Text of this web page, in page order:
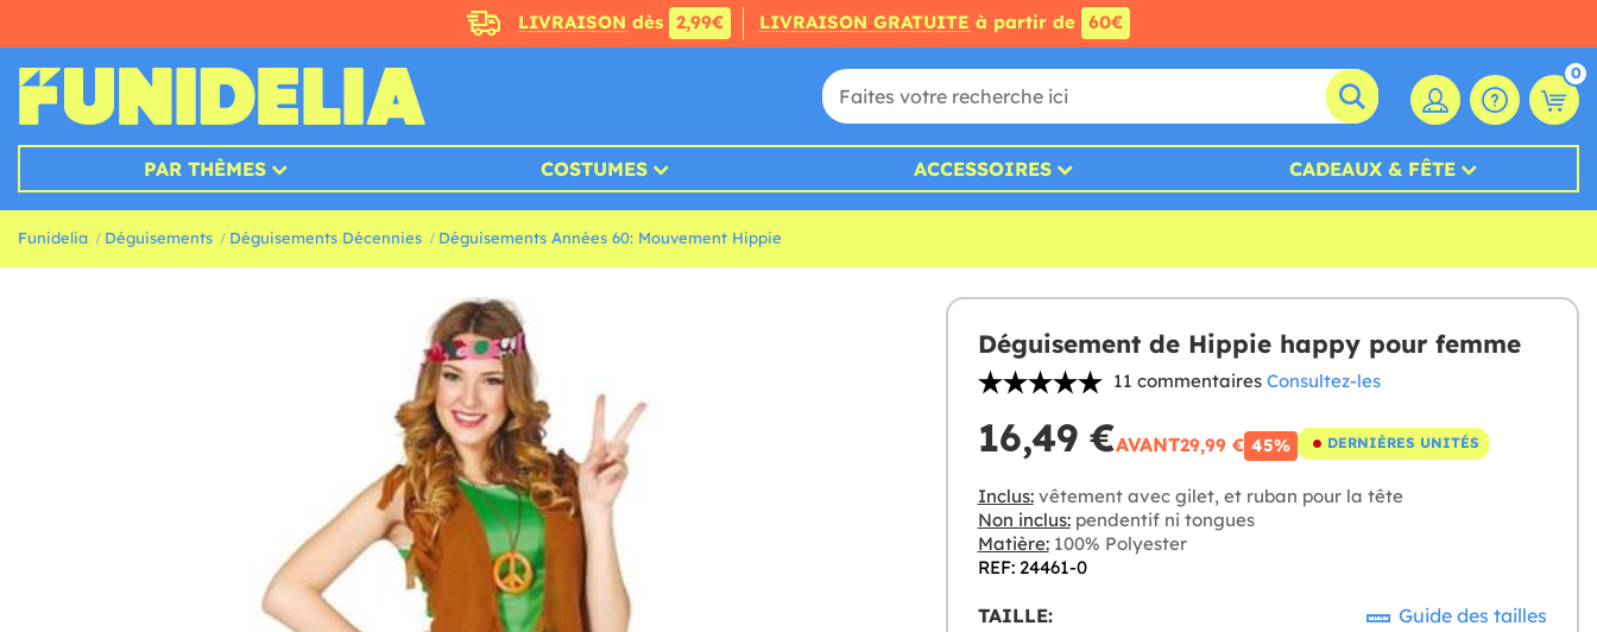
LIVRAISON dès 2,99€ LIVRAISON GRATUITE à partir de 60€
0
PAR THÈMES COSTUMES ACCESSOIRES CADEAUX & FÊTE
Funidelia Déguisements Déguisements Décennies Déguisements Années 60: Mouvement Hippie
Déguisement de Hippie happy pour femme
11 commentaires Consultez-les
16,49 €AVANT29,99 € 45% DERNIÈRES UNITÉS
Inclus:vêtement avec gilet, et ruban pour la tête
Non inclus:pendentif ni tongues
Matière:100% Polyester
REF: 24461-0
TAILLE: Guide des tailles